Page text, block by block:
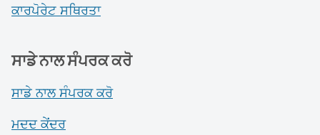
ਕਾਰਪੋਰੇਟ ਸਥਿਰਤਾ
ਸਾਡੇ ਨਾਲ ਸੰਪਰਕ ਕਰੋ
ਸਾਡੇ ਨਾਲ ਸੰਪਰਕ ਕਰੋ
ਮਦਦ ਕੇਂਦਰ